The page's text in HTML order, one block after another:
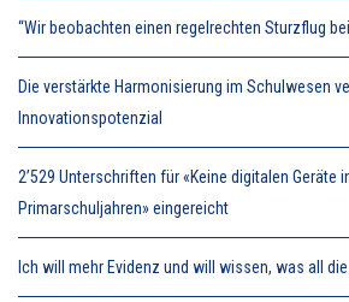
“Wir beobachten einen regelrechten Sturzflug
Die verstärkte Harmonisierung im Schulwesen
Innovationspotenzial
2’529 Unterschriften für «Keine digitalen Geräte
Primarschuljahren» eingereicht
Ich will mehr Evidenz und will wissen, was all